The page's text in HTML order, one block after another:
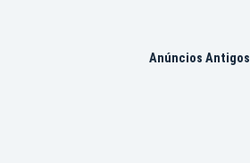
Anúncios Antigos